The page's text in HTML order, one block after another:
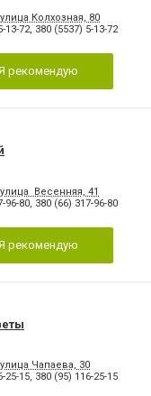
Колхозная, 80
13-72, 380 (5537) 5-13-72
рекомендую
Весенняя, 41
96-80 380 (66) 317-96-80
рекомендую
Чапаева, 30
25-15, 380 (95) 116-25-15